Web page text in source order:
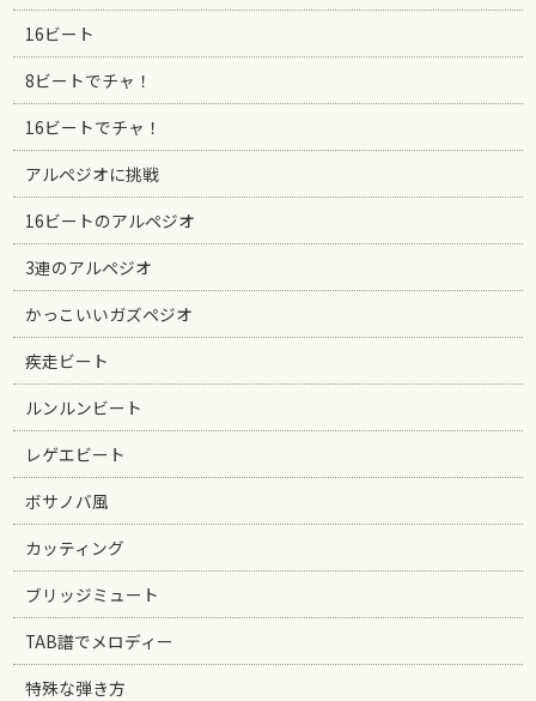
16ビート
8ビートでチャ！
16ビートでチャ！
アルペジオに挑戦
16ビートのアルペジオ
3連のアルペジオ
かっこいいガズペジオ
疾走ビート
ルンルンビート
レゲエビート
ボサノバ風
カッティング
ブリッジミュート
TAB譜でメロディー
特殊な弾き方